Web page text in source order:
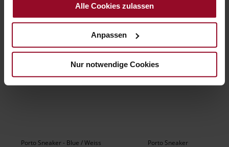
Alle Cookies zulassen
Anpassen
Nur notwendige Cookies
56,00 € 190,00 €
Porto Sneaker - Blue / Weiss Porto Sneaker